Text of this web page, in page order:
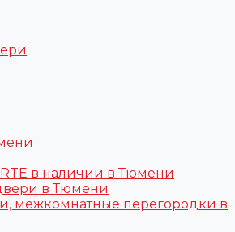
в наличии в Тюмени
в Тюмени
межкомнатные перегородки в